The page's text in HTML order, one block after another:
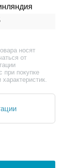
носят
от
при покупке